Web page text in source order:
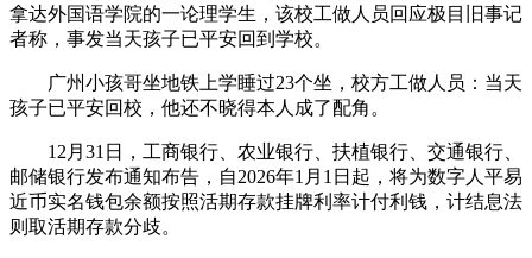
拿达外国语学院的一论理学生，该校工做人员回应极目旧事记
者称，事发当天孩子已平安回到学校。
广州小孩哥坐地铁上学睡过23个坐，校方工做人员：当天
孩子已平安回校，他还不晓得本人成了配角。
12月31日，工商银行、农业银行、扶植银行、交通银行、
邮储银行发布通知布告，自2026年1月1日起，将为数字人平易
近币实名钱包余额按照活期存款挂牌利率计付利钱，计结息法
则取活期存款分歧。